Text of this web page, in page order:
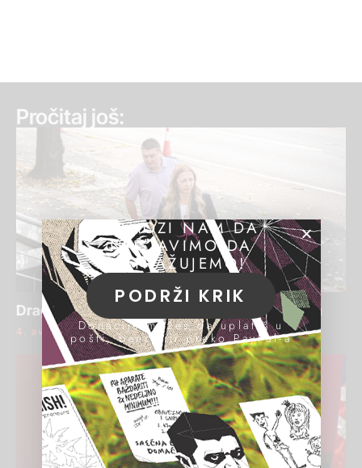
Pročitaj još:
Draginja Bajić ponovo osuđena za pranje para
4. avgust 2026.
POMOZI NAM DA
NASTAVIMO DA
ISTRAŽUJEMO!
PODRŽI KRIK
Donacije možeš da uplatiš u
pošti, banci ili preko PayPal-a